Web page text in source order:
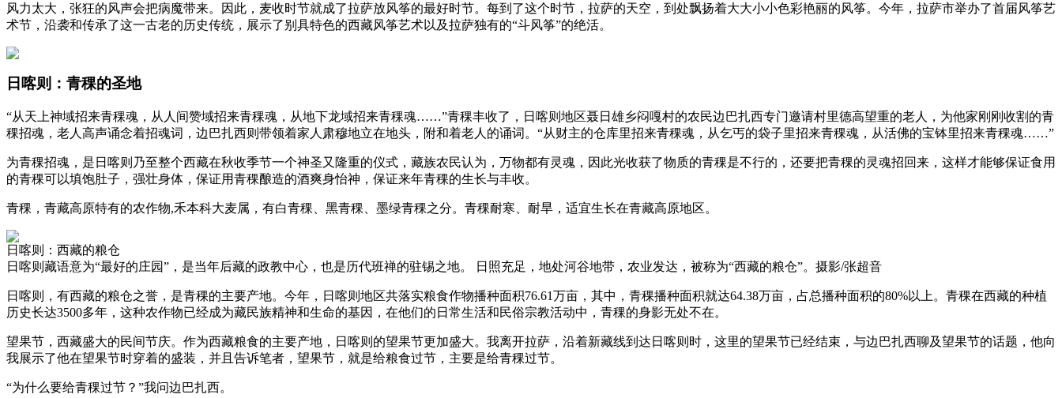
风力太大，张狂的风声会把病魔带来。因此，麦收时节就成了拉萨放风筝的最好时节。每到了这个时节，拉萨的天空，到处飘扬着大大小小色彩艳丽的风筝。今年，拉萨市举办了首届风筝艺
术节，沿袭和传承了这一古老的历史传统，展示了别具特色的西藏风筝艺术以及拉萨独有的“斗风筝”的绝活。
日喀则：青稞的圣地
“从天上神域招来青稞魂，从人间赞域招来青稞魂，从地下龙域招来青稞魂……”青稞丰收了，日喀则地区聂日雄乡闷嘎村的农民边巴扎西专门邀请村里德高望重的老人，为他家刚刚收割的青
稞招魂，老人高声诵念着招魂词，边巴扎西则带领着家人肃穆地立在地头，附和着老人的诵词。“从财主的仓库里招来青稞魂，从乞丐的袋子里招来青稞魂，从活佛的宝钵里招来青稞魂……”
为青稞招魂，是日喀则乃至整个西藏在秋收季节一个神圣又隆重的仪式，藏族农民认为，万物都有灵魂，因此光收获了物质的青稞是不行的，还要把青稞的灵魂招回来，这样才能够保证食用
的青稞可以填饱肚子，强壮身体，保证用青稞酿造的酒爽身怡神，保证来年青稞的生长与丰收。
青稞，青藏高原特有的农作物,禾本科大麦属，有白青稞、黑青稞、墨绿青稞之分。青稞耐寒、耐旱，适宜生长在青藏高原地区。
日喀则：西藏的粮仓
日喀则藏语意为“最好的庄园”，是当年后藏的政教中心，也是历代班禅的驻锡之地。 日照充足，地处河谷地带，农业发达，被称为“西藏的粮仓”。摄影/张超音
日喀则，有西藏的粮仓之誉，是青稞的主要产地。今年，日喀则地区共落实粮食作物播种面积76.61万亩，其中，青稞播种面积就达64.38万亩，占总播种面积的80%以上。青稞在西藏的种植
历史长达3500多年，这种农作物已经成为藏民族精神和生命的基因，在他们的日常生活和民俗宗教活动中，青稞的身影无处不在。
望果节，西藏盛大的民间节庆。作为西藏粮食的主要产地，日喀则的望果节更加盛大。我离开拉萨，沿着新藏线到达日喀则时，这里的望果节已经结束，与边巴扎西聊及望果节的话题，他向
我展示了他在望果节时穿着的盛装，并且告诉笔者，望果节，就是给粮食过节，主要是给青稞过节。
“为什么要给青稞过节？”我问边巴扎西。